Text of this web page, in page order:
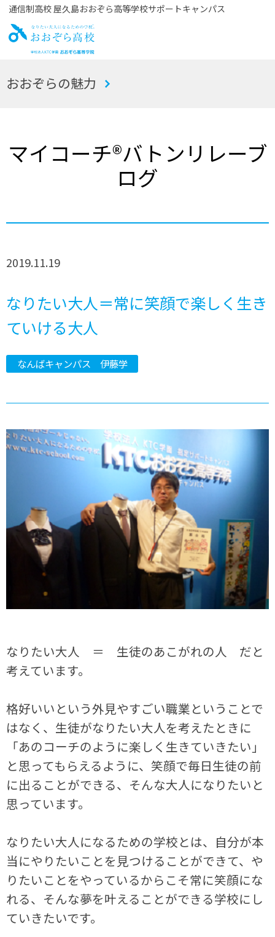
通信制高校 屋久島おおぞら高等学校サポートキャンパス
お
おおぞらの魅力
マイコーチ®バトンリレーブ
ログ
2019.11.19
なりたい大人＝常に笑顔で楽しく生き
ていける大人
なんばキャンパス 伊藤学
なりたい大人 ＝ 生徒のあこがれの人 だと
考えています。
格好いいという外見やすごい職業ということで
はなく、生徒がなりたい大人を考えたときに
「あのコーチのように楽しく生きていきたい」
と思ってもらえるように、笑顔で毎日生徒の前
に出ることができる、そんな大人になりたいと
思っています。
なりたい大人になるための学校とは、自分が本
当にやりたいことを見つけることができて、や
りたいことをやっているからこそ常に笑顔にな
れる、そんな夢を叶えることができる学校にし
ていきたいです。